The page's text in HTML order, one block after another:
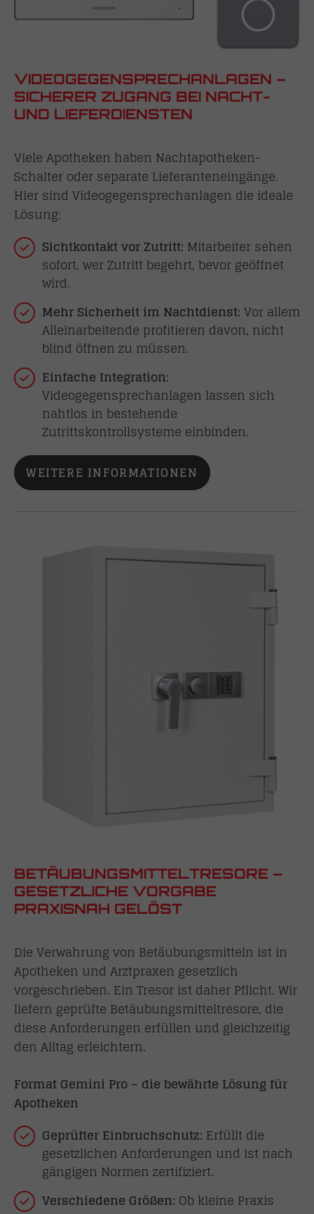
VIDEOGEGENSPRECHANLAGEN –
SICHERER ZUGANG BEI NACHT-
UND LIEFERDIENSTEN
Viele Apotheken haben Nachtapotheken-
Schalter oder separate Lieferanteneingänge.
Hier sind Videogegensprechanlagen die ideale
Lösung:
Sichtkontakt vor Zutritt: Mitarbeiter sehen
sofort, wer Zutritt begehrt, bevor geöffnet
wird.
Mehr Sicherheit im Nachtdienst:Vor allem
Alleinarbeitende profitieren davon, nicht
blind öffnen zu müssen.
Einfache Integration:
Videogegensprechanlagen lassen sich
nahtlos in bestehende
Zutrittskontrollsysteme einbinden.
WEITERE INFORMATIONEN
BETÄUBUNGSMITTELTRESORE –
GESETZLICHE VORGABE
PRAXISNAH GELÖST
Die Verwahrung von Betäubungsmitteln ist in
Apotheken und Arztpraxen gesetzlich
vorgeschrieben. Ein Tresor ist daher Pflicht. Wir
liefern geprüfte Betäubungsmitteltresore, die
diese Anforderungen erfüllen und gleichzeitig
den Alltag erleichtern.
Format Gemini Pro – die bewährte Lösung für
Apotheken
Geprüfter Einbruchschutz: Erfüllt die
gesetzlichen Anforderungen und ist nach
gängigen Normen zertifiziert.
Verschiedene Größen: Ob kleine Praxis